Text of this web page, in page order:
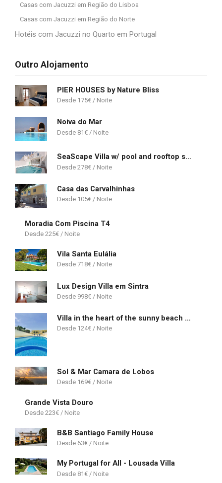
Casas com Jacuzzi em Região do Lisboa
Casas com Jacuzzi em Região do Norte
Hotéis com Jacuzzi no Quarto em Portugal
Outro Alojamento
PIER HOUSES by Nature Bliss
175€
Noiva do Mar
81€
SeaScape Villa w/ pool and rooftop seaview jacuzzi in Manta Rota
278€
Casa das Carvalhinhas
105€
Moradia Com Piscina T4
225€
Vila Santa Eulália
718€
Lux Design Villa em Sintra
998€
Villa in the heart of the sunny beach of Albufeira
124€
Sol & Mar Camara de Lobos
169€
Grande Vista Douro
223€
B&B Santiago Family House
63€
My Portugal for All - Lousada Villa
81€